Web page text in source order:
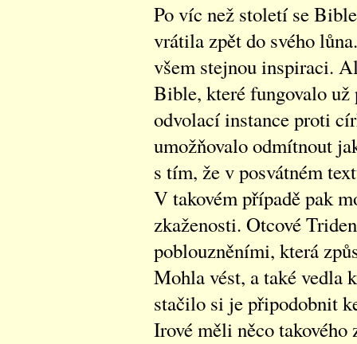
Po víc než století se
vrátila zpět do svého
všem stejnou inspiraci.
Bible, které fungovalo
odvolací instance proti
umožňovalo odmítnout
s tím, že v posvátném
V takovém případě pak
zkaženosti. Otcové
poblouzněními, která
Mohla vést, a také vedla
stačilo si je připodobnit
Irové měli něco